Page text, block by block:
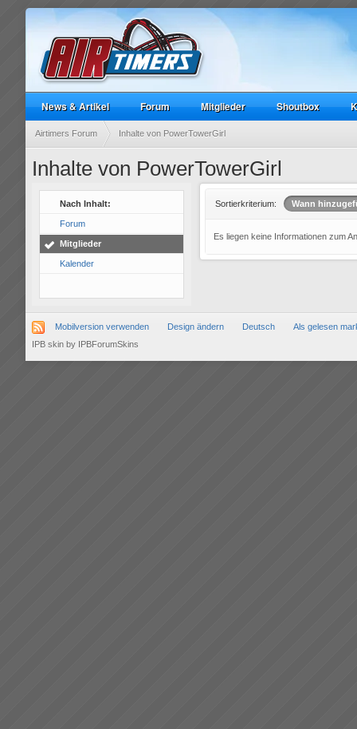
News & Artikel Forum Mitglieder Shoutbox
Airtimers Forum Inhalte von PowerTowerGirl
Inhalte von PowerTowerGirl
Nach Inhalt:
Forum
Mitglieder
Kalender
Sortierkriterium: Wann
Es liegen keine Informationen zum
Mobilversion verwenden Design ändern Deutsch
Als gelesen
IPB skin by IPBForumSkins